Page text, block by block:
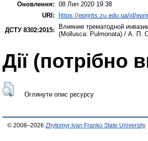
Оновлення: 08 Лип 2020 19:38
URI:
https://eprints.zu.edu.ua/id/
ДСТУ 8302:2015:
Влияние трематодной
(Mollusca: Pulmonata) / А. П.
Дії ​​(потрібно
Оглянути опис ресурсу
© 2008–2026 Zhytomyr Ivan Franko State University